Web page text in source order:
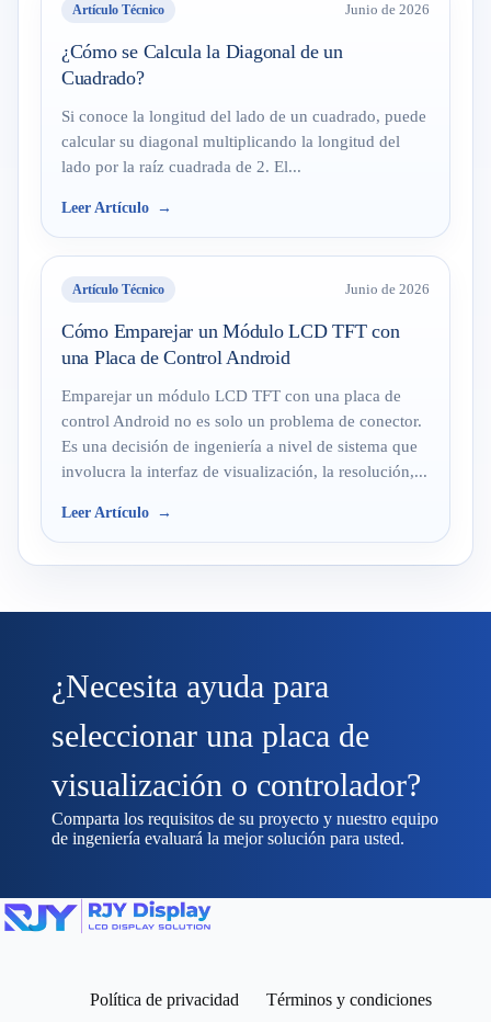
Artículo Técnico Junio de 2026
¿Cómo se Calcula la Diagonal de un
Cuadrado?
Si conoce la longitud del lado de un cuadrado, puede
calcular su diagonal multiplicando la longitud del
lado por la raíz cuadrada de 2. El...
Leer Artículo
Artículo Técnico Junio de 2026
Cómo Emparejar un Módulo LCD TFT con
una Placa de Control Android
Emparejar un módulo LCD TFT con una placa de
control Android no es solo un problema de conector.
Es una decisión de ingeniería a nivel de sistema que
involucra la interfaz de visualización, la resolución,...
Leer Artículo
¿Necesita ayuda para
seleccionar una placa de
visualización o controlador?
Comparta los requisitos de su proyecto y nuestro equipo
de ingeniería evaluará la mejor solución para usted.
Política de privacidad Términos y condiciones